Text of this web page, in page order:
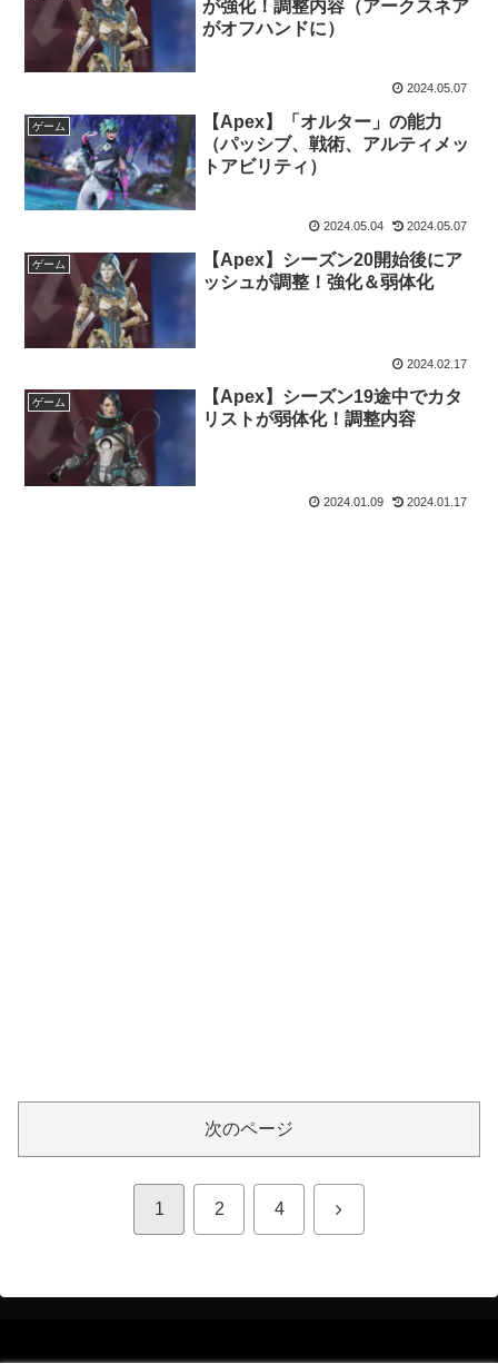
が強化！調整内容（アークスネア
がオフハンドに）
2024.05.07
ゲーム
【Apex】「オルター」の能力
（パッシブ、戦術、アルティメッ
トアビリティ）
2024.05.04 2024.05.07
ゲーム
【Apex】シーズン20開始後にア
ッシュが調整！強化＆弱体化
2024.02.17
ゲーム
【Apex】シーズン19途中でカタ
リストが弱体化！調整内容
2024.01.09 2024.01.17
次のページ
1 2 4 次